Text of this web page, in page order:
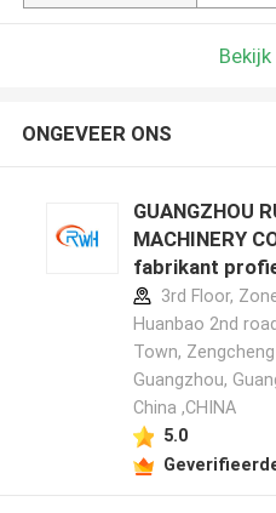
ONGEVEER ONS
GUANGZHOU
MACHINERY CO., LTD
fabrikant
3rd Floor,
Huanbao 2nd
Town,
Guangzhou,
China ,CHINA
5.0